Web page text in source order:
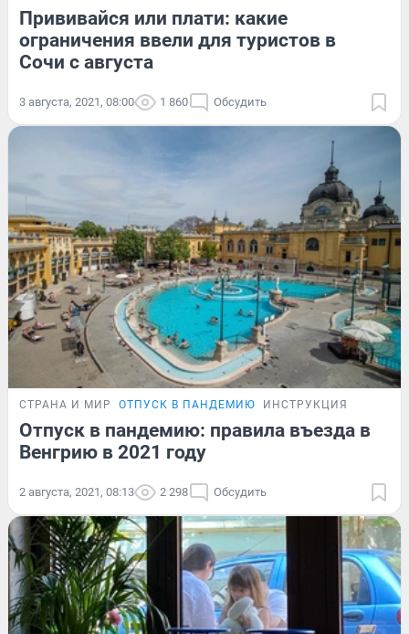
Прививайся или плати: какие
ограничения ввели для туристов в
Сочи с августа
3 августа, 2021, 08:00 1 860 Обсудить
СТРАНА И МИР ОТПУСК В ПАНДЕМИЮ ИНСТРУКЦИЯ
Отпуск в пандемию: правила въезда в
Венгрию в 2021 году
2 августа, 2021, 08:13 2 298 Обсудить